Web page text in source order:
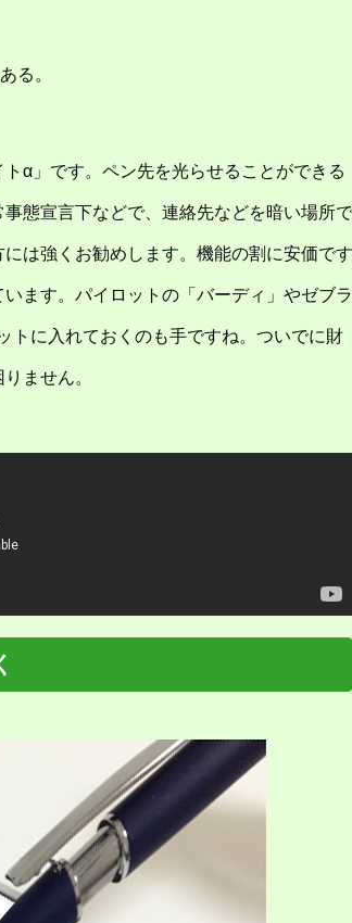
る。
α」です。ペン先を光らせることができる
態宣言下などで、連絡先などを暗い場所で
は強くお勧めします。機能の割に安価です
ます。パイロットの「バーディ」やゼブラ
トに入れておくのも手ですね。ついでに財
ません。